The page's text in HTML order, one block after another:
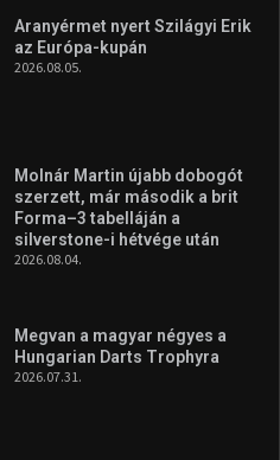
Aranyérmet nyert Szilágyi Erik
az Európa-kupán
2026.08.05.
Molnár Martin újabb dobogót
szerzett, már második a brit
Forma–3 tabelláján a
silverstone-i hétvége után
2026.08.04.
Megvan a magyar négyes a
Hungarian Darts Trophyra
2026.07.31.